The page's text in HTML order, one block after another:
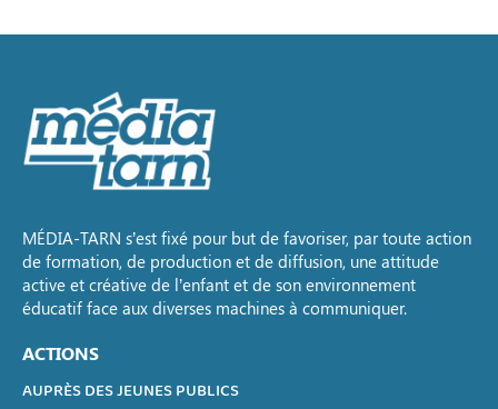
MÉDIA-TARN s’est fixé pour but de favoriser, par toute action
de formation, de production et de diffusion, une attitude
active et créative de l’enfant et de son environnement
éducatif face aux diverses machines à communiquer.
ACTIONS
AUPRÈS DES JEUNES PUBLICS